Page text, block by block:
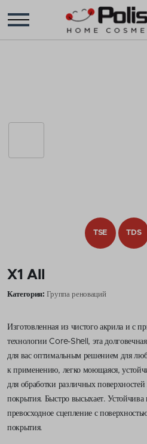
TSE TDS
X1 All
Категория: Группа реноваций
Изготовленная из чистого акрила и с
технологии Core-Shell, эта долговечная
для вас оптимальным решением для
к применению, легко моющаяся,
для обработки различных
покрытия. Быстро высыхает. Устойчива
превосходное сцепление с
покрытия.